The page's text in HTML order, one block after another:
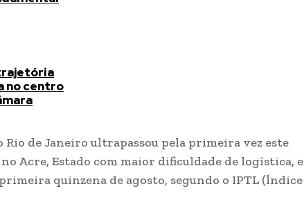
no centro
Rio de Janeiro ultrapassou pela primeira vez este
Acre, Estado com maior dificuldade de logística, e
quinzena de agosto, segundo o IPTL (Índice